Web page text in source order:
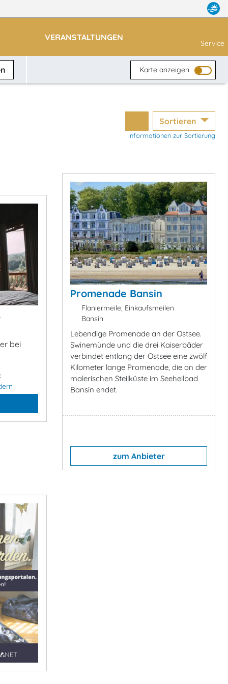
VERANSTALTUNGEN
Service
Karte anzeigen
Sortieren
Informationen zur Sortierung
bei
Promenade Bansin
Flaniermeile, Einkaufsmeilen
Bansin
Lebendige Promenade an der Ostsee.
Swinemünde und die drei Kaiserbäder
verbindet entlang der Ostsee eine zwölf
Kilometer lange Promenade, die an der
malerischen Steilküste im Seeheilbad
Bansin endet.
zum Anbieter